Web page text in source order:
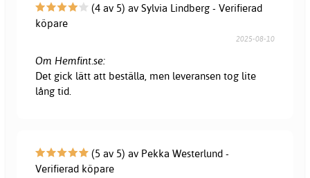
(4 av 5) av Sylvia Lindberg - Verifierad
köpare
2025-08-10
Om Hemfint.se:
Det gick lätt att beställa, men leveransen tog lite
lång tid.
(5 av 5) av Pekka Westerlund -
Verifierad köpare